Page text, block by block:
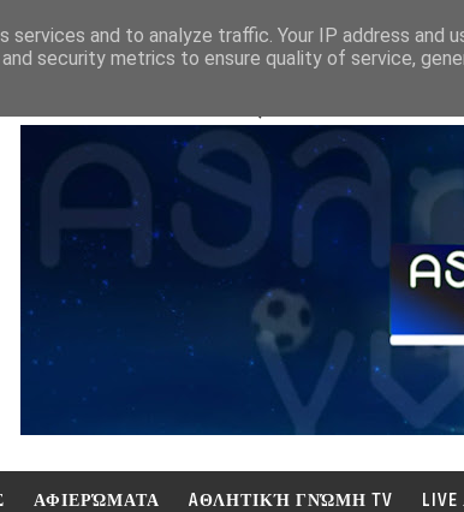
ΑΦΙΕΡΏΜΑΤΑ AΘΛΗΤΙΚΉ ΓΝΏΜΗ TV
and to analyze traffic. Your IP address and
security metrics to ensure quality of service,